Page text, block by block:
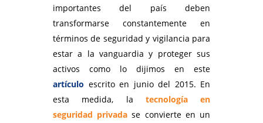
importantes del país deben
transformarse constantemente en
términos de seguridad y vigilancia para
estar a la vanguardia y proteger sus
activos como lo dijimos en este
artículo escrito en junio del 2015. En
esta medida, la tecnología en
seguridad privada se convierte en un